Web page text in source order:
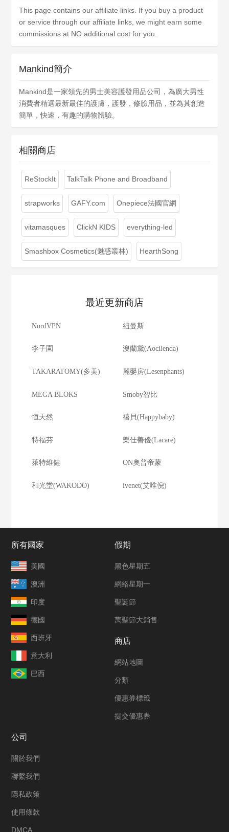
This page contains our affiliate links. If you buy a product
or service through our affiliate links, we might earn some
commissions at NO additional cost for you.
Mankind簡介
Mankind是一家領先的男士美容護發用品公司，為廣大男性
消費者精選最新最佳的護膚，護發，修臉用品，並為其創造
簡單，快速，有趣的購物體驗。
相關商店
ReStockIt TalkTalk Phone and Broadband
strapworks GAFY.com Onepiece法國官網
vitamasques ClickN KIDS everything-led
Smashbox Cosmetics(魅惑叢林) HearthSong
最近更新商店
NordVPN 紐曼斯
李子園 澳蘭黛(Aocilenda)
TAKARATOMY(多美) 麗嬰房(Lesenphants)
MEGA BLOKS Smoby智比
恒天然 禧貝(Happybaby)
特福芬 樂佳善優(Lacare)
萊特維健 ON奧普帝蒙
和光堂(WAKODO) ivenet(艾唯倪)
所有國家
美國
澳洲
印度
德國
西班牙
意大利
巴西
假期
黑色星期五
網絡星期一
聖誕節
萬聖節大銷售
商店
網站地圖
分類
優惠券標籤
提交優惠券
公司
關於我們
聯繫我們
隱私政策
使用條款
DMCA